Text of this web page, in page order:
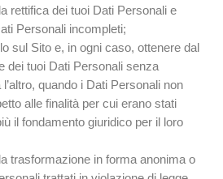
rettifica dei tuoi Dati Personali e
Personali incompleti;
sul Sito e, in ogni caso, ottenere dal
dei tuoi Dati Personali senza
quando i Dati Personali non
alle finalità per cui erano stati
il fondamento giuridico per il loro
trasformazione in forma anonima o